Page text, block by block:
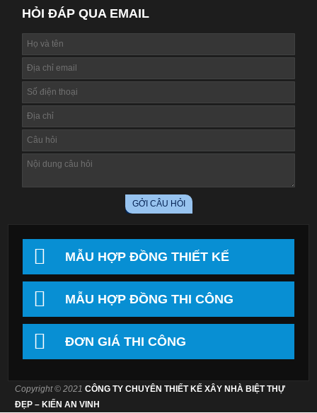
HỎI ĐÁP QUA EMAIL
MẪU HỢP ĐỒNG THIẾT KẾ
MẪU HỢP ĐỒNG THI CÔNG
ĐƠN GIÁ THI CÔNG
Copyright © 2021CÔNG TY CHUYÊN THIẾT KẾ XÂY NHÀ BIỆT THỰ
ĐẸP – KIẾN AN VINH